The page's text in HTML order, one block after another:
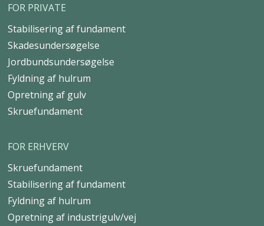
FOR PRIVATE
Stabilisering af fundament
Skadesundersøgelse
Jordbundsundersøgelse
Fyldning af hulrum
Opretning af gulv
Skruefundament
FOR ERHVERV
Skruefundament
Stabilisering af fundament
Fyldning af hulrum
Opretning af industrigulv/vej